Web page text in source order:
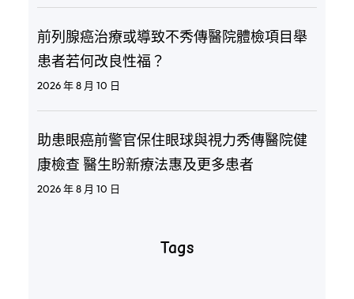
前列腺癌治療或導致不秀傳醫院體檢項目舉
患者若何改良性福？
2026 年 8 月 10 日
助患眼癌前警官保住眼球與視力秀傳醫院健
康檢查 醫生盼新療法惠及更多患者
2026 年 8 月 10 日
Tags